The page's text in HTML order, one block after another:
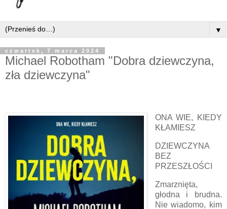
▼
czwartek, 7 marca 2024
Michael Robotham "Dobra dziewczyna,
zła dziewczyna"
ONA WIE, KIEDY
KŁAMIESZ
DZIEWCZYNA
BEZ
PRZESZŁOŚCI
Zmarznięta,
głodna i brudna.
Nie wiadomo, kim